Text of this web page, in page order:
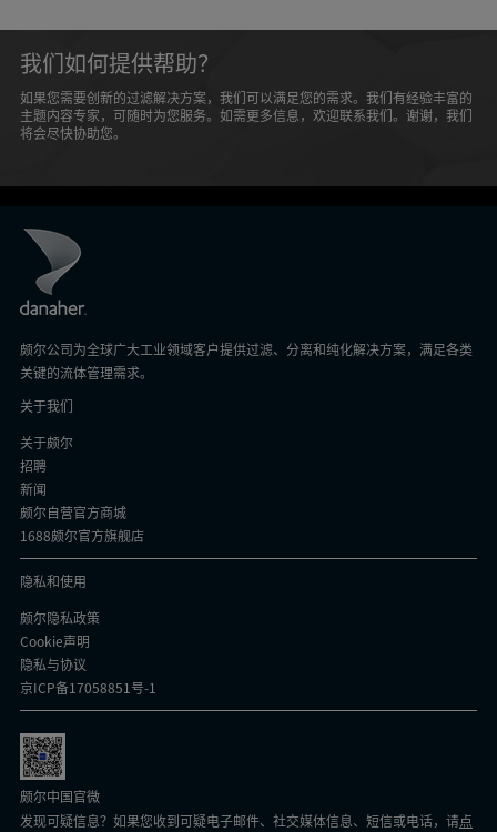
我们如何提供帮助？
如果您需要创新的过滤解决方案，我们可以满足您的需求。我们有经验丰富的
主题内容专家，可随时为您服务。如需更多信息，欢迎联系我们。谢谢，我们
将会尽快协助您。
颇尔公司为全球广大工业领域客户提供过滤、分离和纯化解决方案，满足各类
关键的流体管理需求。
关于我们
关于颇尔
招聘
新闻
颇尔自营官方商城
1688颇尔官方旗舰店
隐私和使用
颇尔隐私政策
Cookie声明
隐私与协议
京ICP备17058851号-1
颇尔中国官微
发现可疑信息？如果您收到可疑电子邮件、社交媒体信息、短信或电话，请点